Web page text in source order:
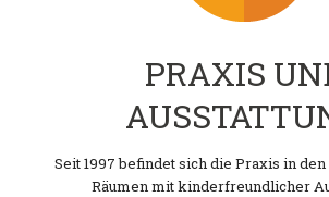
PRAXIS
Seit 1997 befindet sich die Praxis in
Räumen mit kinderfreundlicher